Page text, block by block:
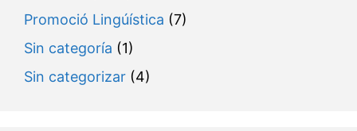
Promoció Lingúística (7)
Sin categoría (1)
Sin categorizar (4)